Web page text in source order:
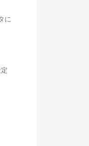
に